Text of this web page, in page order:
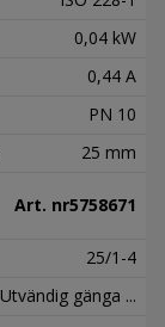
0,04 kW
0,44 A
PN 10
25 mm
Art. nr5758671
25/1-4
Utvändig gänga ...